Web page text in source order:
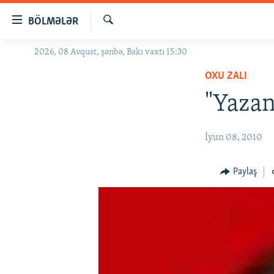
BÖLMƏLƏR
GÜNDƏM
Axtar
2026, 08 Avqust, şənbə, Bakı vaxtı 15:30
OXU ZALI
İyun 08, 2010
Paylaş